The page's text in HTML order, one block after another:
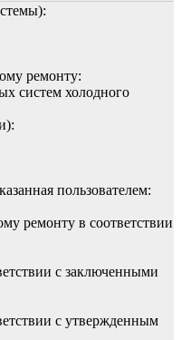
ремонту:
систем холодного
пользователем:
ремонту в соответствии
с заключенными
с утвержденным